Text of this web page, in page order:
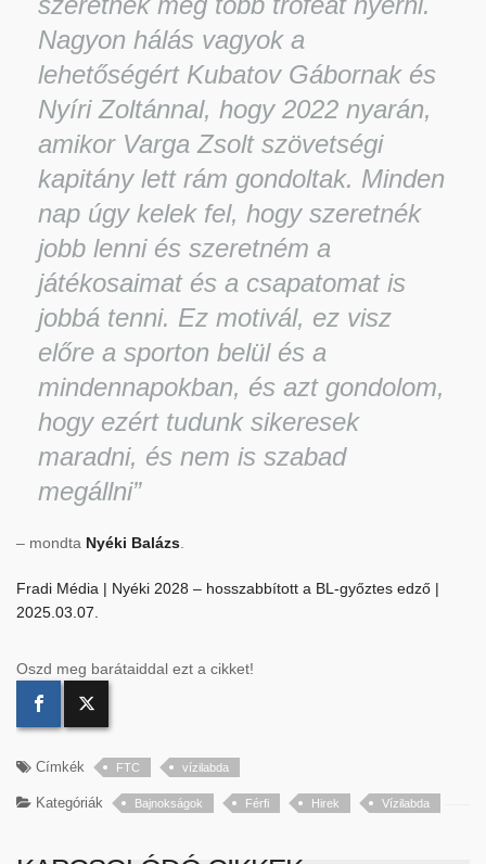
Nagyon hálás vagyok a
lehetőségért Kubatov Gábornak és
Nyíri Zoltánnal, hogy 2022 nyarán,
amikor Varga Zsolt szövetségi
kapitány lett rám gondoltak. Minden
nap úgy kelek fel, hogy szeretnék
jobb lenni és szeretném a
játékosaimat és a csapatomat is
jobbá tenni. Ez motivál, ez visz
előre a sporton belül és a
mindennapokban, és azt gondolom,
hogy ezért tudunk sikeresek
maradni, és nem is szabad
megállni”
– mondta Nyéki Balázs
Fradi Média | Nyéki 2028 – hosszabbított a BL-győztes edző |
2025.03.07.
Oszd meg barátaiddal ezt a cikket!
Címkék FTC vízilabda
Kategóriák Bajnokságok Férfi Hirek Vízilabda